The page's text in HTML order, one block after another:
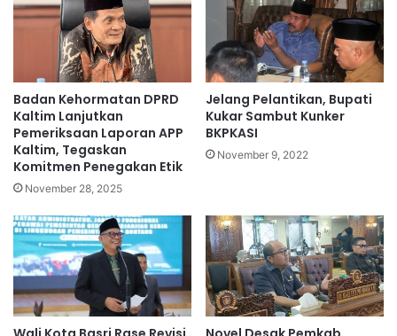
Badan Kehormatan DPRD
Kaltim Lanjutkan
Pemeriksaan Laporan APP
Kaltim, Tegaskan
Komitmen Penegakan Etik
November 28, 2025
Jelang Pelantikan, Bupati
Kukar Sambut Kunker
BKPKASI
November 9, 2022